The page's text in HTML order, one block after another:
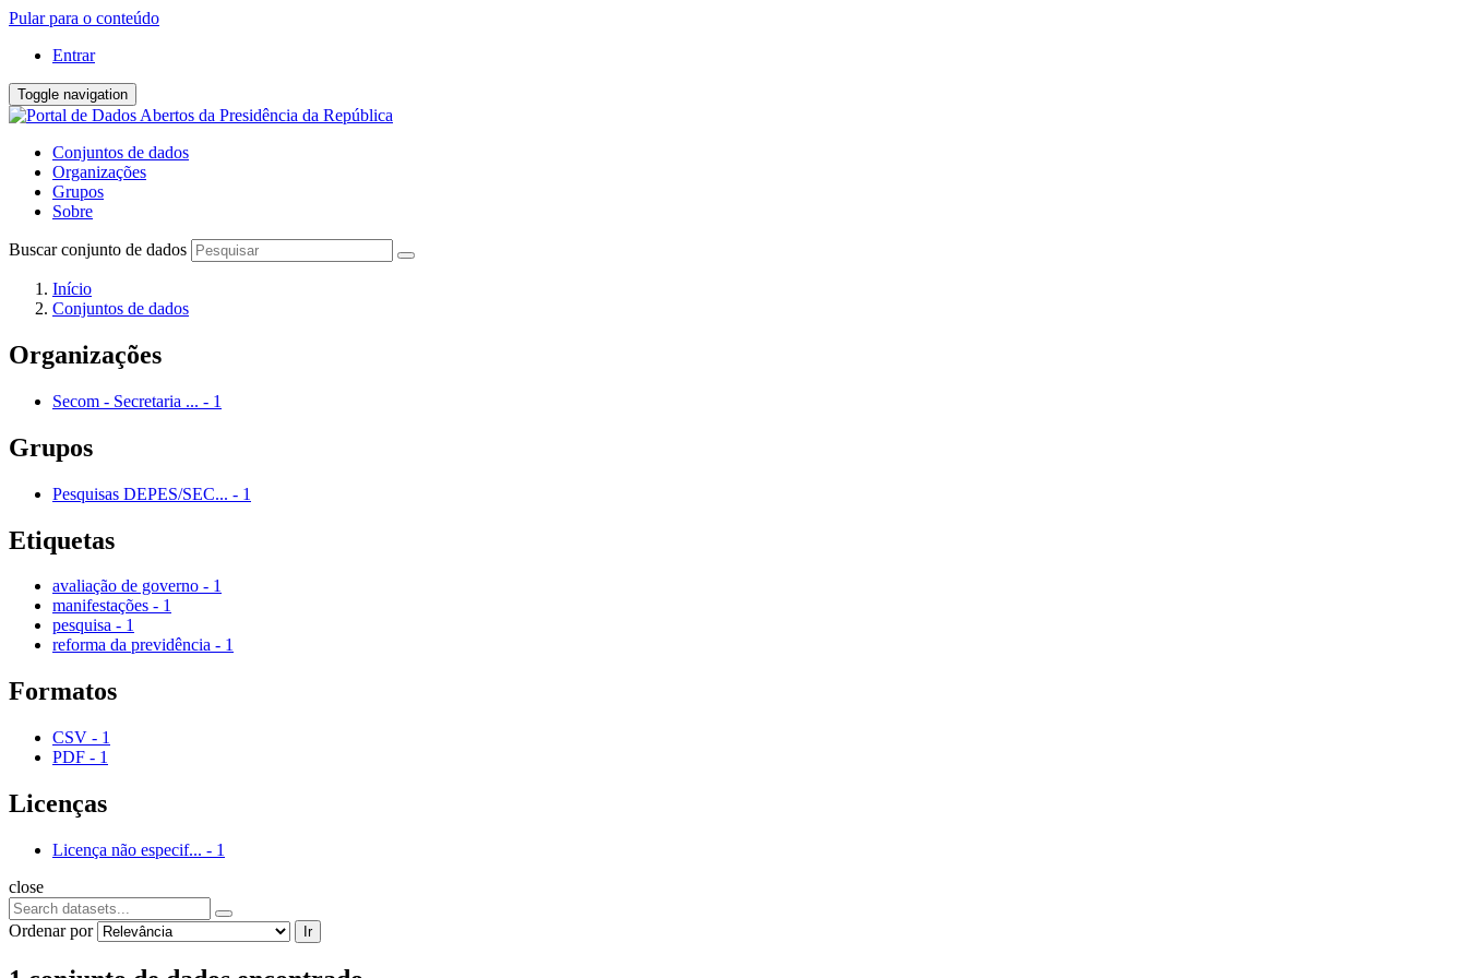
Pular para o conteúdo
Entrar
Toggle navigation
Conjuntos de dados
Organizações
Grupos
Sobre
Buscar conjunto de dados
Início
Conjuntos de dados
Organizações
Secom - Secretaria ... - 1
Grupos
Pesquisas DEPES/SEC... - 1
Etiquetas
avaliação de governo - 1
manifestações - 1
pesquisa - 1
reforma da previdência - 1
Formatos
CSV - 1
PDF - 1
Licenças
Licença não especif... - 1
close
Ordenar por Ir